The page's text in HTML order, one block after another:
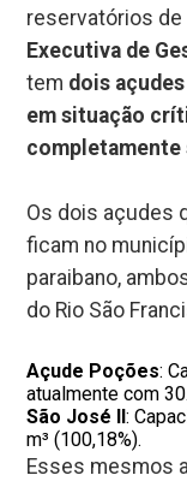
reservatórios de
Executiva de
tem dois
em situação
completamente
Os dois açudes
ficam no
paraibano,
do Rio São
Açude Poções:
atualmente com
São José II:
m³ (100,18%).
Esses mesmos